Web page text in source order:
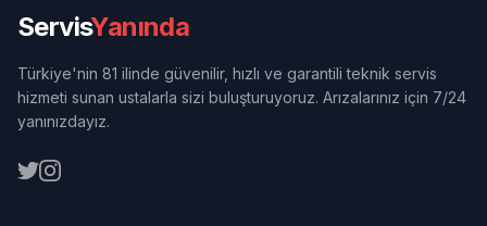
ServisYanında
Türkiye'nin 81 ilinde güvenilir, hızlı ve garantili teknik servis
hizmeti sunan ustalarla sizi buluşturuyoruz. Arızalarınız için 7/24
yanınızdayız.